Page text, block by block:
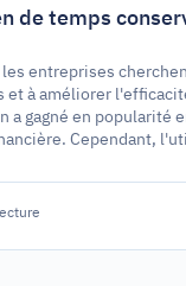
de temps
entreprises
et à améliorer
a gagné en popularité
Cependant,
une option